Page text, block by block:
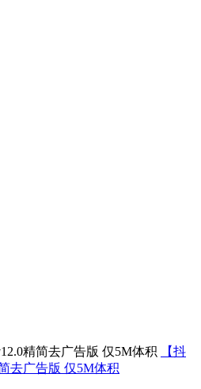
【抖
去广告版 仅5M体积